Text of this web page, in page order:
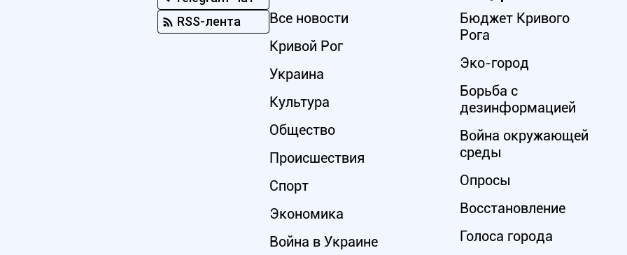
RSS-лента
Все новости
Кривой Рог
Украина
Культура
Общество
Происшествия
Спорт
Экономика
Война в Украине
Бюджет Кривого
Рога
Эко-город
Борьба с
дезинформацией
Война окружающей
среды
Опросы
Восстановление
Голоса города